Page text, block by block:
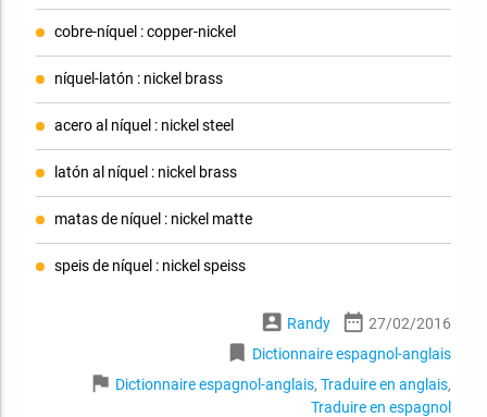
cobre-níquel : copper-nickel
níquel-latón : nickel brass
acero al níquel : nickel steel
latón al níquel : nickel brass
matas de níquel : nickel matte
speis de níquel : nickel speiss
account_box Randy date_range 27/02/2016
bookmark Dictionnaire espagnol-anglais
flag Dictionnaire espagnol-anglais,Traduire en anglais,
Traduire en espagnol